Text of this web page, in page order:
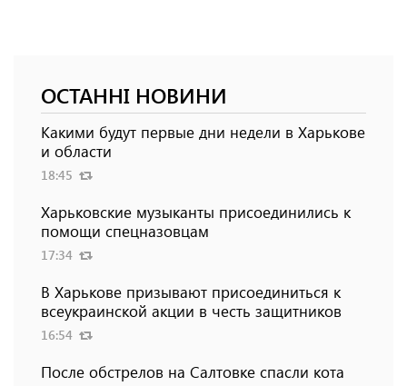
ОСТАННІ НОВИНИ
Какими будут первые дни недели в Харькове
и области
18:45
Харьковские музыканты присоединились к
помощи спецназовцам
17:34
В Харькове призывают присоединиться к
всеукраинской акции в честь защитников
16:54
После обстрелов на Салтовке спасли кота